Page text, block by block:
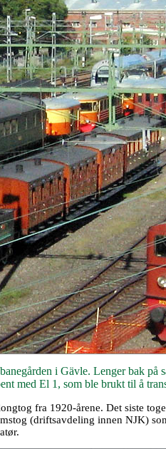
i Gävle. Lenger bak
med El 1, som ble brukt til å
fra 1920-årene. Det siste
(driftsavdeling innen NJK)